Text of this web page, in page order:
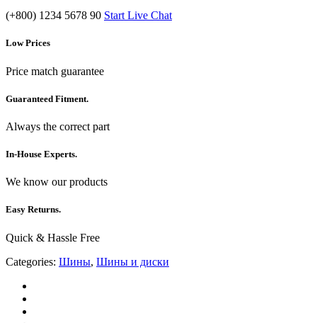
(+800) 1234 5678 90 Start Live Chat
Low Prices
Price match guarantee
Guaranteed Fitment.
Always the correct part
In-House Experts.
We know our products
Easy Returns.
Quick & Hassle Free
Categories: Шины, Шины и диски